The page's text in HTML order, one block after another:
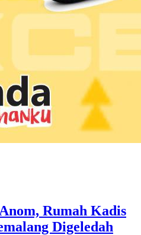
Rumah Kadis
Digeledah